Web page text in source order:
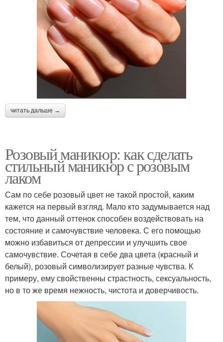
читать дальше →
Розовый маникюр: как сделать
стильный маникюр с розовым
лаком
Сам по себе розовый цвет не такой простой, каким
кажется на первый взгляд. Мало кто задумывается над
тем, что данный оттенок способен воздействовать на
состояние и самочувствие человека. С его помощью
можно избавиться от депрессии и улучшить свое
самочувствие. Сочетая в себе два цвета (красный и
белый), розовый символизирует разные чувства. К
примеру, ему свойственны страстность, сексуальность,
но в то же время нежность, чистота и доверчивость.